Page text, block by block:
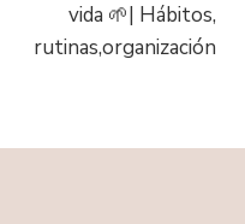
vida 🌱| Hábitos,
rutinas,organización